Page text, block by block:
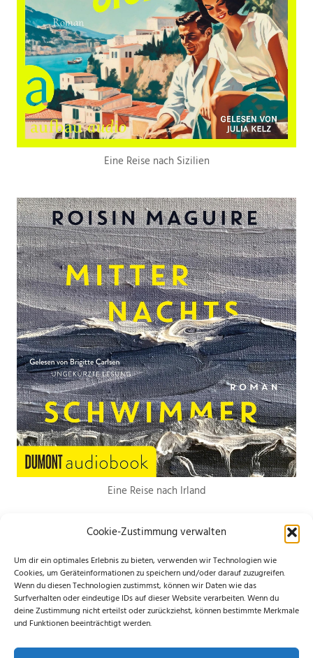
Cookie-Zustimmung verwalten
Um dir ein optimales Erlebnis zu bieten, verwenden wir Technologien wie
Cookies, um Geräteinformationen zu speichern und/oder darauf zuzugreifen.
Wenn du diesen Technologien zustimmst, können wir Daten wie das
Surfverhalten oder eindeutige IDs auf dieser Website verarbeiten. Wenn du
deine Zustimmung nicht erteilst oder zurückziehst, können bestimmte Merkmale
und Funktionen beeinträchtigt werden.
Eine Reise nach Sizilien
Eine Reise nach Irland
*Hierbei handelt es sich um Werbelinks. Wenn du etwas über den Link
bestellst, erhalte ich eine kleine Provision. Für dich entstehen keine
zusätzlichen Kosten. Ganz lieben Dank für deine Unterstützung.